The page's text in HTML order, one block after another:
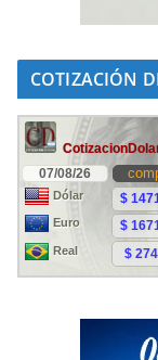
COTIZACIÓN